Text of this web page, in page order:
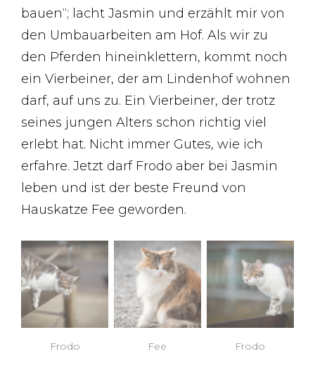
bauen“; lacht Jasmin und erzählt mir von
den Umbauarbeiten am Hof. Als wir zu
den Pferden hineinklettern, kommt noch
ein Vierbeiner, der am Lindenhof wohnen
darf, auf uns zu. Ein Vierbeiner, der trotz
seines jungen Alters schon richtig viel
erlebt hat. Nicht immer Gutes, wie ich
erfahre. Jetzt darf Frodo aber bei Jasmin
leben und ist der beste Freund von
Hauskatze Fee geworden.
Frodo Fee Frodo